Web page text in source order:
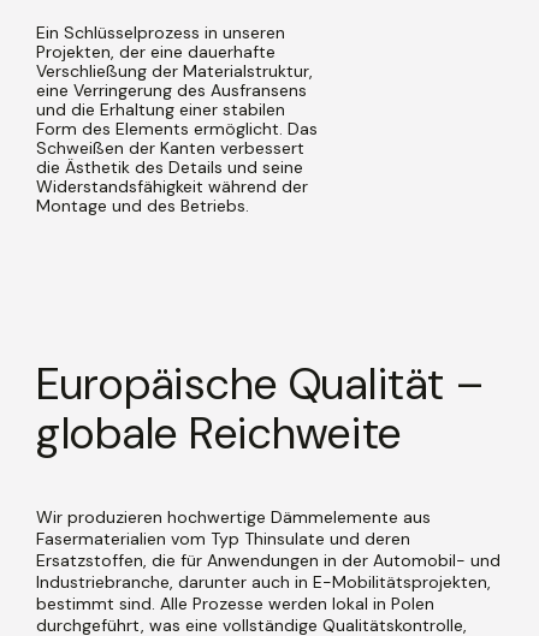
Ein Schlüsselprozess in unseren
Projekten, der eine dauerhafte
Verschließung der Materialstruktur,
eine Verringerung des Ausfransens
und die Erhaltung einer stabilen
Form des Elements ermöglicht. Das
Schweißen der Kanten verbessert
die Ästhetik des Details und seine
Widerstandsfähigkeit während der
Montage und des Betriebs.
Europäische Qualität –
globale Reichweite
Wir produzieren hochwertige Dämmelemente aus
Fasermaterialien vom Typ Thinsulate und deren
Ersatzstoffen, die für Anwendungen in der Automobil- und
Industriebranche, darunter auch in E-Mobilitätsprojekten,
bestimmt sind. Alle Prozesse werden lokal in Polen
durchgeführt, was eine vollständige Qualitätskontrolle,